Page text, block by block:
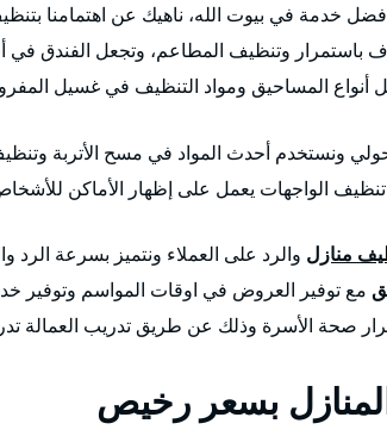
خدمة في بيوت الله، ناهيك عن اهتمامنا
باستمرار وتنظيف المطاعم، وتجعل الفندق
أنواع المساحيق ومواد التنظيف في غسيل
ونستخدم أحدث المواد في مسح الأتربة وتنظيف
تنظيف الواجهات يعمل على إظهار الأماكن
منازل والرد على العملاء ونتميز بسرعة الرد
مع توفير العروض في اوقات المواسم وتوفير
صحة الأسرة وذلك عن طريق تدريب العمالة
بسعر رخيص